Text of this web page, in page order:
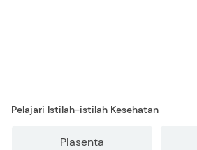
Pelajari Istilah-istilah Kesehatan
Plasenta